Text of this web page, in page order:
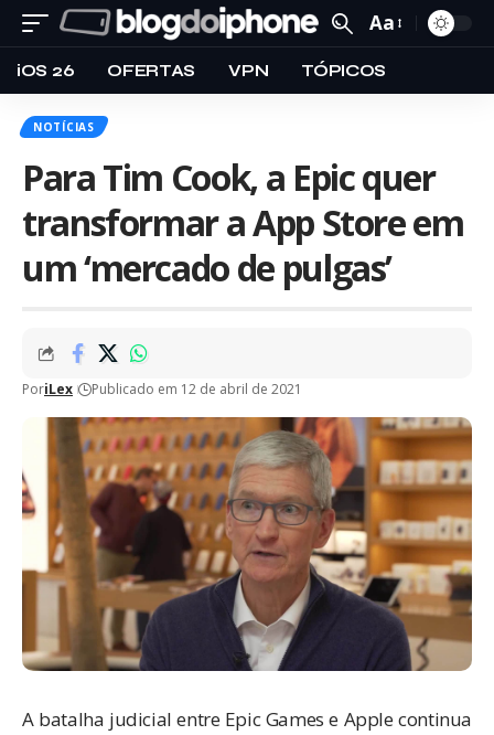
Aa
iOS 26 OFERTAS VPN TÓPICOS
NOTÍCIAS
Para Tim Cook, a Epic quer
transformar a App Store em
um ‘mercado de pulgas’
PoriLex Publicado em 12 de abril de 2021
A batalha judicial entre Epic Games e Apple continua